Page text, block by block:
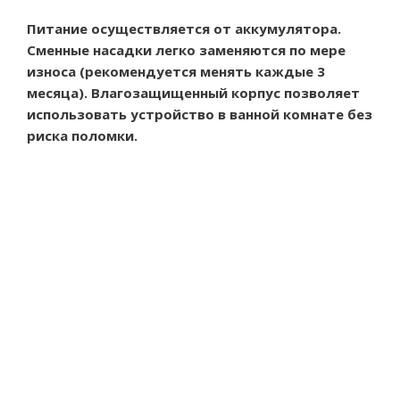
Питание осуществляется от аккумулятора.
Сменные насадки легко заменяются по мере
износа (рекомендуется менять каждые 3
месяца). Влагозащищенный корпус позволяет
использовать устройство в ванной комнате без
риска поломки.